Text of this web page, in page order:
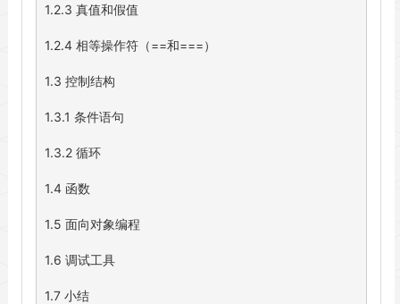
1.2.3 真值和假值
1.2.4 相等操作符（==和===）
1.3 控制结构
1.3.1 条件语句
1.3.2 循环
1.4 函数
1.5 面向对象编程
1.6 调试工具
1.7 小结